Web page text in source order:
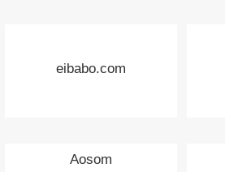
eibabo.com
Aosom